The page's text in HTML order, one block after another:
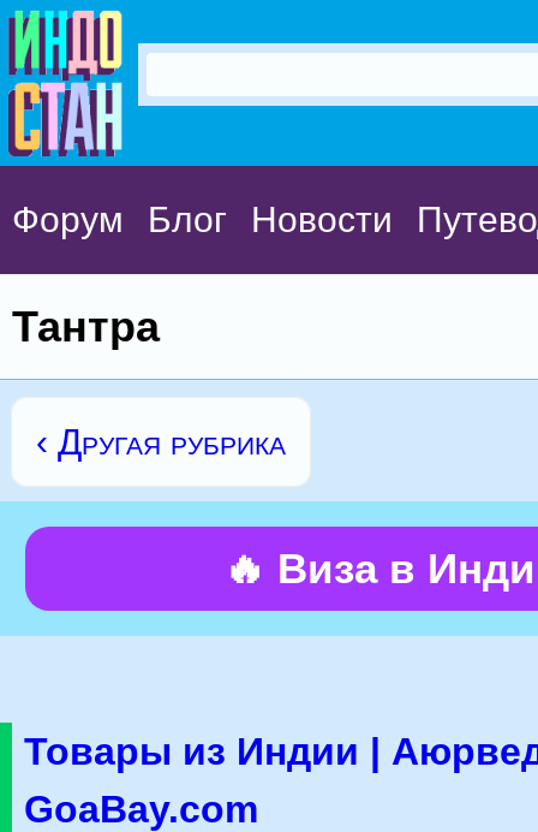
Форум Блог Новости
Тантра
‹ Другая рубрика
🔥 Виза в
Товары из Индии |
GoaBay.com